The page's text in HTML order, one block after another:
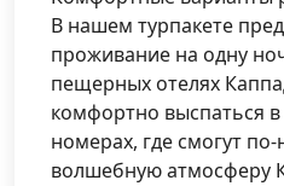
В нашем турпакете
проживание на одну
пещерных отелях
комфортно выспаться
номерах, где смогут
волшебную атмосферу